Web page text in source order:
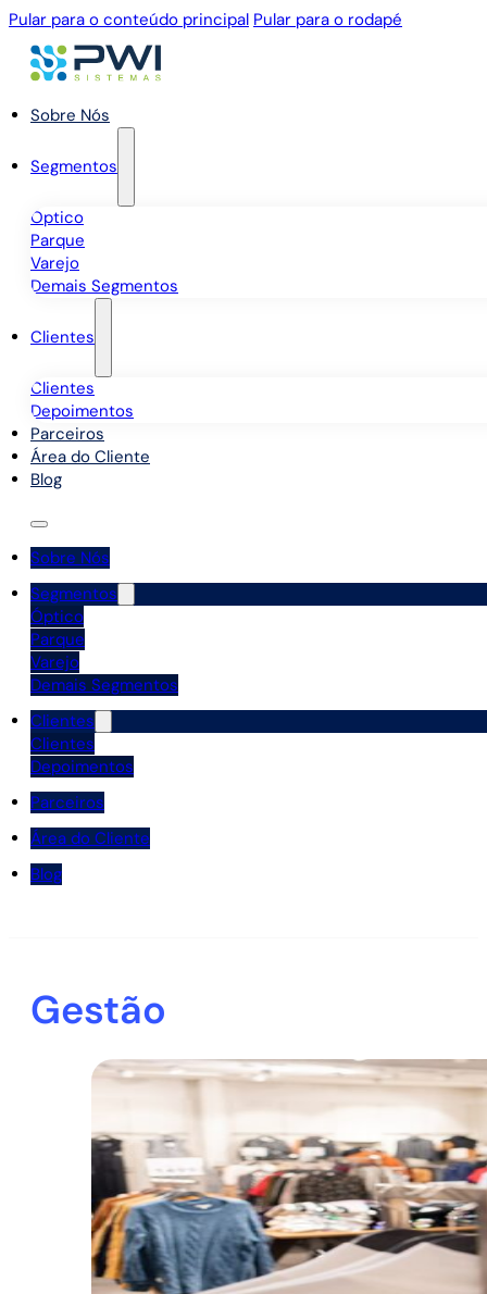
Pular para o conteúdo principal Pular para o rodapé
Sobre Nós
Segmentos
Óptico
Parque
Varejo
Demais Segmentos
Clientes
Clientes
Depoimentos
Parceiros
Área do Cliente
Blog
Sobre Nós
Segmentos
Óptico
Parque
Varejo
Demais Segmentos
Clientes
Clientes
Depoimentos
Parceiros
Área do Cliente
Blog
Gestão